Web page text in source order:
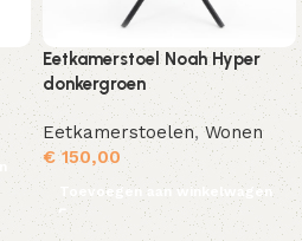
Eetkamerstoel Noah Hyper
donkergroen
Eetkamerstoelen,Wonen
€150,00
Toevoegen aan winkelwagen